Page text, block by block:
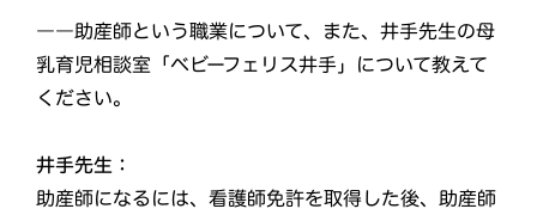
――助産師という職業について、また、井手先生の母
乳育児相談室「ベビーフェリス井手」について教えて
ください。
井手先生：
助産師になるには、看護師免許を取得した後、助産師